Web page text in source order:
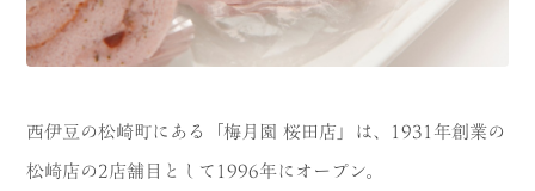
西伊豆の松崎町にある「梅月園 桜田店」は、1931年創業の
松崎店の2店舗目として1996年にオープン。